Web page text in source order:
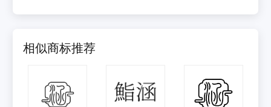
相似商标推荐